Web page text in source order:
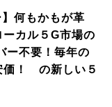
何もかもが革
カル５G市場の
ー不要！毎年の
価！ の新しい５